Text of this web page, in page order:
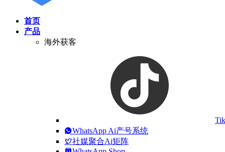
首页
产品
海外获客
WhatsApp Ai产号系统
社媒聚合Ai矩阵